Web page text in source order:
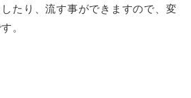
たり、流す事ができますので、変
。